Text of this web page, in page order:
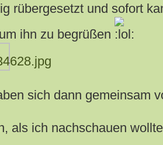
rübergesetzt und sofort
ihn zu begrüßen
sich dann gemeinsam
als ich nachschauen